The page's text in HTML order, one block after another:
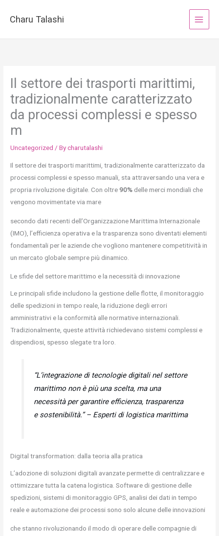
Charu Talashi
Il settore dei trasporti marittimi,
tradizionalmente caratterizzato
da processi complessi e spesso
m
Uncategorized / Bycharutalashi
Il settore dei trasporti marittimi, tradizionalmente caratterizzato da
processi complessi e spesso manuali, sta attraversando una vera e
propria rivoluzione digitale. Con oltre 90% delle merci mondiali che
vengono movimentate via mare
secondo dati recenti dell’Organizzazione Marittima Internazionale
(IMO), l’efficienza operativa e la trasparenza sono diventati elementi
fondamentali per le aziende che vogliono mantenere competitività in
un mercato globale sempre più dinamico.
Le sfide del settore marittimo e la necessità di innovazione
Le principali sfide includono la gestione delle flotte, il monitoraggio
delle spedizioni in tempo reale, la riduzione degli errori
amministrativi e la conformità alle normative internazionali.
Tradizionalmente, queste attività richiedevano sistemi complessi e
dispendiosi, spesso slegate tra loro.
“L’integrazione di tecnologie digitali nel settore
marittimo non è più una scelta, ma una
necessità per garantire efficienza, trasparenza
e sostenibilità.” – Esperti di logistica marittima
Digital transformation: dalla teoria alla pratica
L’adozione di soluzioni digitali avanzate permette di centralizzare e
ottimizzare tutta la catena logistica. Software di gestione delle
spedizioni, sistemi di monitoraggio GPS, analisi dei dati in tempo
reale e automazione dei processi sono solo alcune delle innovazioni
che stanno rivoluzionando il modo di operare delle compagnie di